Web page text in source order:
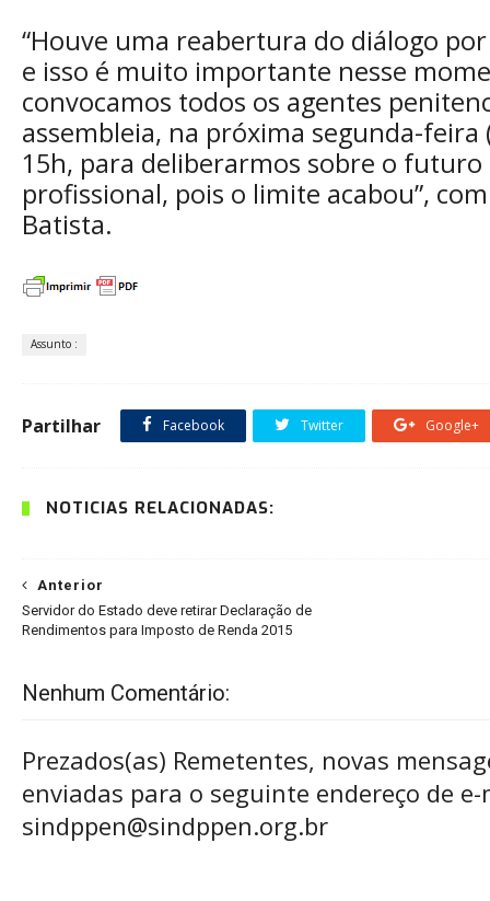
“Houve uma reabertura do diálogo
e isso é muito importante nesse
convocamos todos os agentes
assembleia, na próxima segunda-feira
15h, para deliberarmos sobre o futuro
profissional, pois o limite acabou”,
Batista.
Assunto :
Partilhar Facebook Twitter Google+
NOTÍCIAS RELACIONADAS:
Anterior
Servidor do Estado deve retirar Declaração de
Rendimentos para Imposto de Renda 2015
Nenhum Comentário:
Prezados(as) Remetentes, novas
enviadas para o seguinte endereço de e-
sindppen@sindppen.org.br